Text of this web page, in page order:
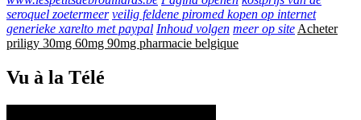
seroquel zoetermeer veilig feldene piromed kopen op internet
generieke xarelto met paypal Inhoud volgen meer op site Acheter
priligy 30mg 60mg 90mg pharmacie belgique
Vu à la Télé